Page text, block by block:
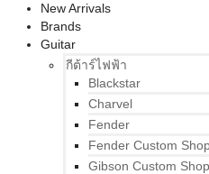
New Arrivals
Brands
Guitar
กีต้าร์ไฟฟ้า
Blackstar
Charvel
Fender
Fender Custom
Gibson Custom Shop